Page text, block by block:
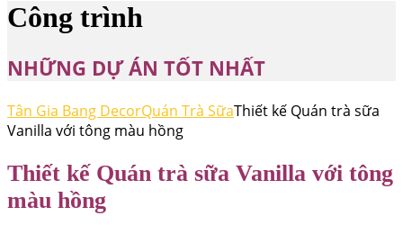
Công trình
NHỮNG DỰ ÁN TỐT NHẤT
Tân Gia Bang DecorQuán Trà SữaThiết kế Quán trà sữa
Vanilla với tông màu hồng
Thiết kế Quán trà sữa Vanilla với tông
màu hồng